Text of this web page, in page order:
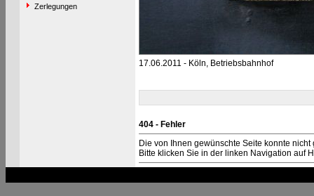
Zerlegungen
17.06.2011 - Köln, Betriebsbahnhof
404 - Fehler
Die von Ihnen gewünschte Seite konnte nicht
Bitte klicken Sie in der linken Navigation auf